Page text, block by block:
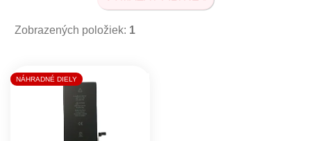
Zobrazených položiek: 1
Výpis produktov
NÁHRADNÉ DIELY